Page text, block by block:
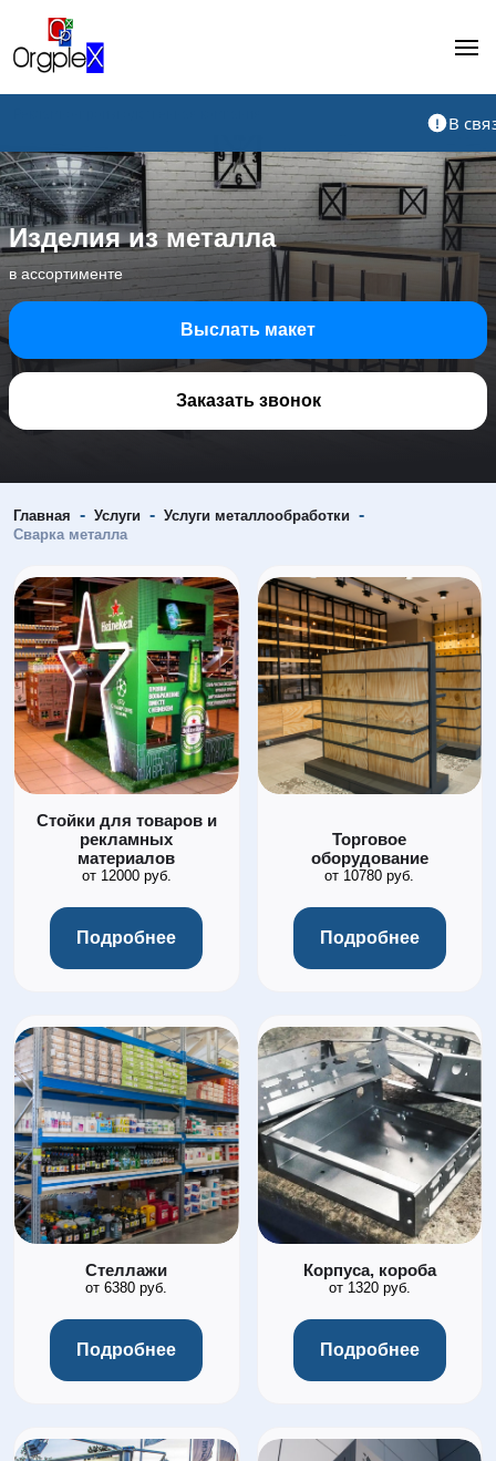
В
Изделия из металла
в ассортименте
Выслать макет
Заказать звонок
Главная - Услуги - Услуги металлообработки -
Сварка металла
Стойки для товаров и
рекламных
материалов
от 12000 руб.
Подробнее
Торговое
оборудование
от 10780 руб.
Подробнее
Стеллажи
от 6380 руб.
Подробнее
Корпуса, короба
от 1320 руб.
Подробнее